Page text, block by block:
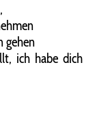
gehen
ich habe dich